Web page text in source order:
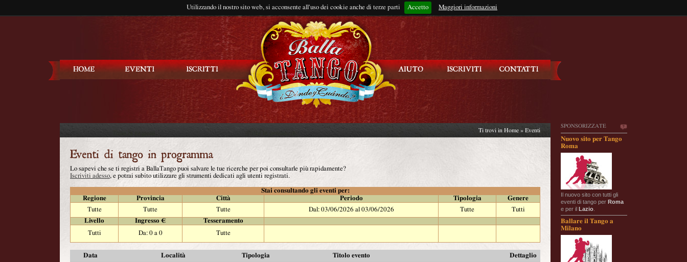
Utilizzando il nostro sito web, si acconsente all'uso dei cookie anche di terze parti Accetto Maggiori informazioni
Rimani connesso?
SPONSORIZZATE
Nuovo sito per Tango
Roma
Il nuovo sito con tutti gli
eventi di tango per Roma
e per il Lazio
Ballare il Tango a
Milano
Ti trovi in Home » Eventi
Lo sapevi che se ti registri a BallaTango puoi salvare le tue ricerche per poi consultarle più rapidamente?
Iscriviti adesso, e potrai subito utilizzare gli strumenti dedicati agli utenti registrati.
Stai consultando gli eventi per:
Regione
Provincia Città Periodo Tipologia
Genere
Tutte
Tutte Tutte Dal: 03/06/2026 al 03/06/2026 Tutte
Tutti
Livello
Ingresso €
Tesseramento
Tutti
Da: 0 a 0 Tutte
Data Località Tipologia Titolo evento
Dettaglio